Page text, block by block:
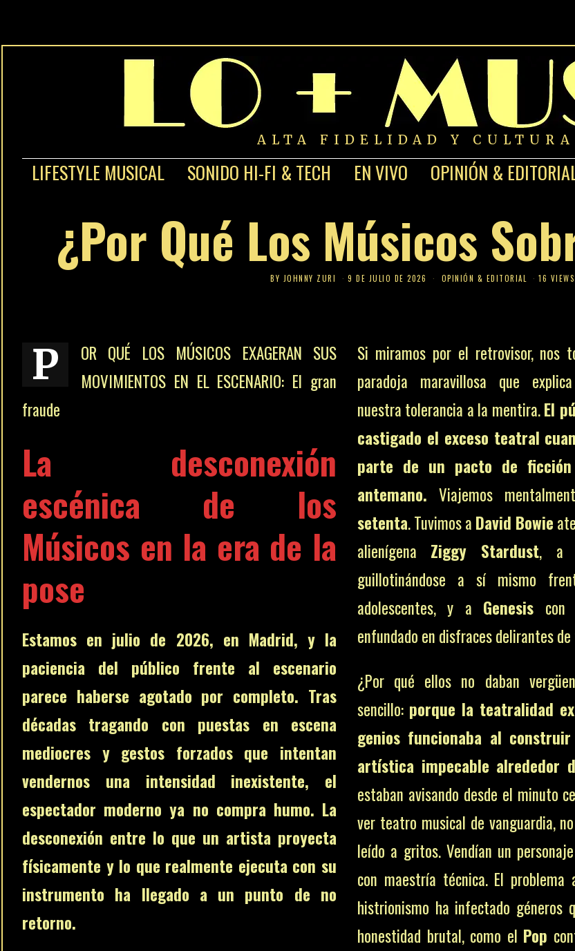
ALTA FIDELIDAD Y CULTURA
LIFESTYLE MUSICAL SONIDO HI-FI & TECH EN VIVO OPINIÓN &
¿Por Qué Los Músicos
BY JOHNNY ZURI 9 DE JULIO DE 2026 OPINIÓN & EDITORIAL 16 VIEWS
P
OR QUÉ LOS MÚSICOS EXAGERAN SUS
MOVIMIENTOS EN EL ESCENARIO: El gran
fraude
La desconexión
escénica de los
Músicos en la era de la
pose
Estamos en julio de 2026, en Madrid, y la
paciencia del público frente al escenario
parece haberse agotado por completo. Tras
décadas tragando con puestas en escena
mediocres y gestos forzados que intentan
vendernos una intensidad inexistente, el
espectador moderno ya no compra humo. La
desconexión entre lo que un artista proyecta
físicamente y lo que realmente ejecuta con su
instrumento ha llegado a un punto de no
retorno.
Si miramos por el retrovisor, nos
paradoja maravillosa que
nuestra tolerancia a la mentira.El
castigado el exceso teatral
parte de un pacto de ficción
antemano. Viajemos
setenta. Tuvimos a David Bowie
alienígena Ziggy Stardust, a
guillotinándose a sí mismo
adolescentes, y a Genesis con
enfundado en disfraces delirantes
¿Por qué ellos no daban
sencillo: porque la teatralidad
genios funcionaba al
artística impecable alrededor
estaban avisando desde el minuto
ver teatro musical de vanguardia,
leído a gritos. Vendían un
con maestría técnica. El
histrionismo ha infectado géneros
honestidad brutal, como el Pop